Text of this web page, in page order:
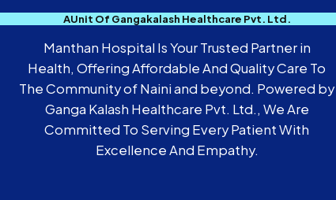
AUnit Of Gangakalash Healthcare Pvt. Ltd.
Manthan Hospital Is Your Trusted Partner in
Health, Offering Affordable And Quality Care To
The Community of Naini and beyond. Powered by
Ganga Kalash Healthcare Pvt. Ltd., We Are
Committed To Serving Every Patient With
Excellence And Empathy.